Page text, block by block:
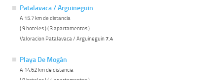
Patalavaca / Arguineguin
A 15.7 km de distancia
( 9 hoteles ) ( 3 apartamentos )
Valoracion Patalavaca / Arguineguin7.4
Playa De Mogán
A 14.62 km de distancia